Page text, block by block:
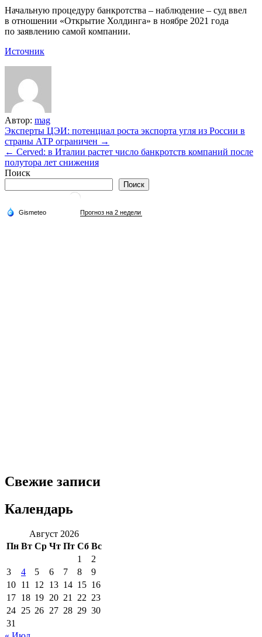
Начальную процедуру банкротства – наблюдение – суд ввел
в отношении «Открытие Холдинга» в ноябре 2021 года
по заявлению самой компании.
Источник
Автор: mag
Навигация
по
записям
Эксперты ЦЭИ: потенциал роста экспорта угля из России в
страны АТР ограничен →
← Cerved: в Италии растет число банкротств компаний после
полутора лет снижения
Поиск
Поиск
Свежие записи
Календарь
Август 2026
Пн Вт Ср Чт Пт Сб Вс
1
2
3
4 5 6 7 8
9
10 11 12 13 14 15 16
17 18 19 20 21 22 23
24 25 26 27 28 29 30
31